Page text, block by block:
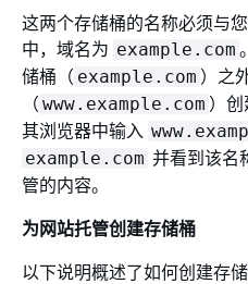
这两个存储桶的名称必须与
中，域名为 example.com
储桶（ example.com ）之
（ www.example.com ）
其浏览器中输入
example.com 并看到该名
管的内容。
为网站托管创建存储桶
以下说明概述了如何创建存